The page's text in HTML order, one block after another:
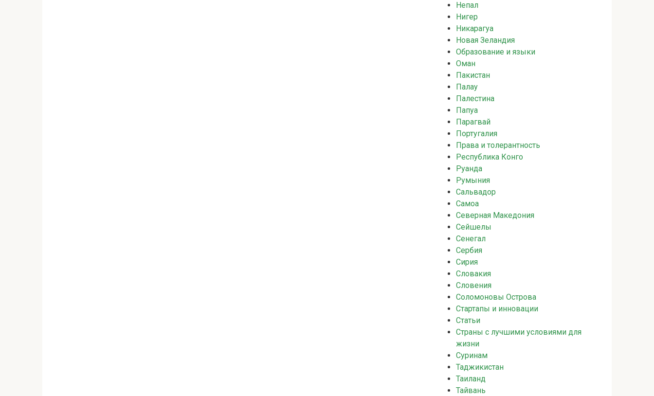
Непал
Нигер
Никарагуа
Новая Зеландия
Образование и языки
Оман
Пакистан
Палау
Палестина
Папуа
Парагвай
Португалия
Права и толерантность
Республика Конго
Руанда
Румыния
Сальвадор
Самоа
Северная Македония
Сейшелы
Сенегал
Сербия
Сирия
Словакия
Словения
Соломоновы Острова
Стартапы и инновации
Статьи
Страны с лучшими условиями для
жизни
Суринам
Таджикистан
Таиланд
Тайвань